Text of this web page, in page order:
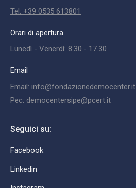
Tel: +39 0535 613801
Orari di apertura
Lunedì - Venerdì: 8.30 - 17.30
Email
Email: info@fondazionedemocenter.it
Pec: democentersipe@pcert.it
Seguici su:
Facebook
Linkedin